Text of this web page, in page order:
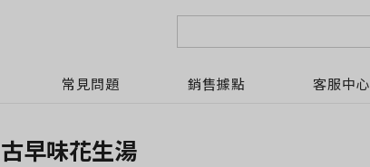
常見問題 銷售據點 客服中心
古早味花生湯